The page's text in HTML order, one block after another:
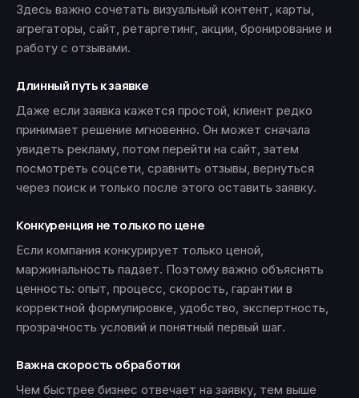
Здесь важно сочетать визуальный контент, карты,
агрегаторы, сайт, ретаргетинг, акции, бронирование и
работу с отзывами.
Длинный путь к заявке
Даже если заявка кажется простой, клиент редко
принимает решение мгновенно. Он может сначала
увидеть рекламу, потом перейти на сайт, затем
посмотреть соцсети, сравнить отзывы, вернуться
через поиск и только после этого оставить заявку.
Конкуренция не только по цене
Если компания конкурирует только ценой,
маржинальность падает. Поэтому важно объяснять
ценность: опыт, процесс, скорость, гарантии в
корректной формулировке, удобство, экспертность,
прозрачность условий и понятный первый шаг.
Важна скорость обработки
Чем быстрее бизнес отвечает на заявку, тем выше